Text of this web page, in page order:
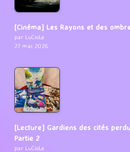
[Cinéma] Les Rayons et des
par LuCioLe
27 mai 2026
[Lecture] Gardiens des cités
Partie 2
par LuCioLe